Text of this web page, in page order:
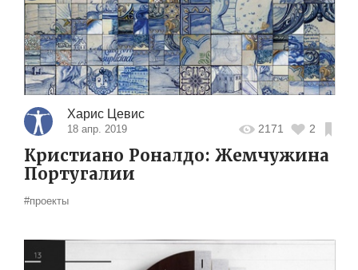
Харис Цевис
18 апр. 2019 2171 2
Кристиано Роналдо: Жемчужина
Португалии
#проекты